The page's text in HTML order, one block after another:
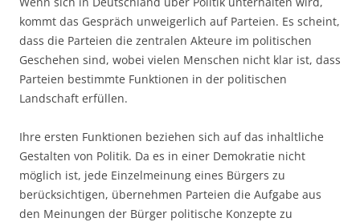
kommt das Gespräch unweigerlich auf Parteien. Es scheint,
dass die Parteien die zentralen Akteure im politischen
Geschehen sind, wobei vielen Menschen nicht klar ist, dass
Parteien bestimmte Funktionen in der politischen
Landschaft erfüllen.
Ihre ersten Funktionen beziehen sich auf das inhaltliche
Gestalten von Politik. Da es in einer Demokratie nicht
möglich ist, jede Einzelmeinung eines Bürgers zu
berücksichtigen, übernehmen Parteien die Aufgabe aus
den Meinungen der Bürger politische Konzepte zu